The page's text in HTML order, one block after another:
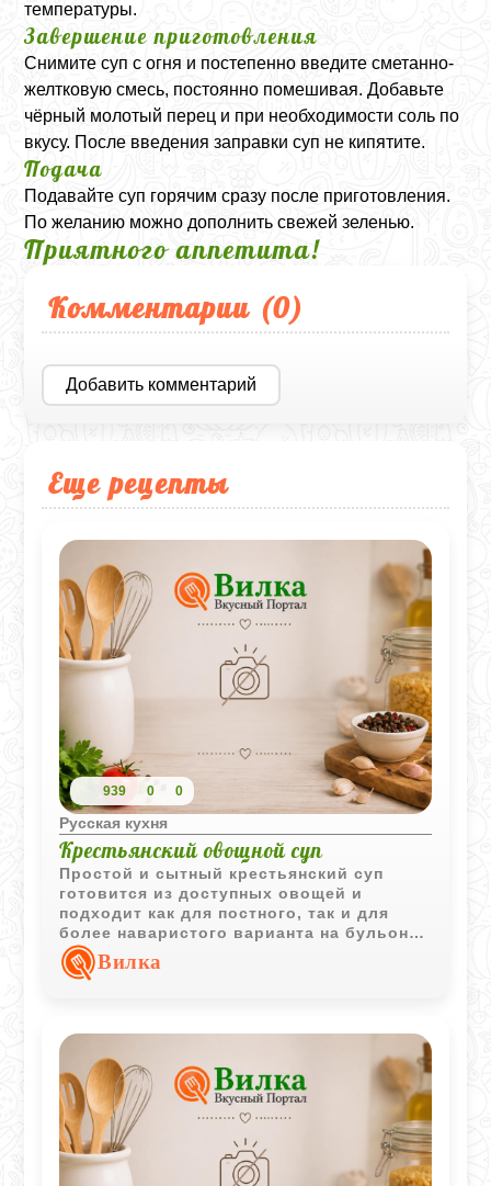
температуры.
Завершение приготовления
Снимите суп с огня и постепенно введите сметанно-
желтковую смесь, постоянно помешивая. Добавьте
чёрный молотый перец и при необходимости соль по
вкусу. После введения заправки суп не кипятите.
Подача
Подавайте суп горячим сразу после приготовления.
По желанию можно дополнить свежей зеленью.
Приятного аппетита!
Комментарии (0)
Добавить комментарий
Еще рецепты
939 0 0
Русская кухня
Крестьянский овощной суп
Простой и сытный крестьянский суп
готовится из доступных овощей и
подходит как для постного, так и для
более наваристого варианта на бульоне.
Блюдо отличается насыщенным
овощным вкусом и домашним ароматом.
Вилка